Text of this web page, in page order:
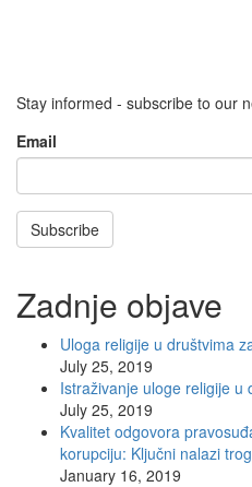
Stay informed - subscribe to our
Email
Subscribe
Zadnje objave
Uloga religije u društvima
July 25, 2019
Istraživanje uloge religije u
July 25, 2019
Kvalitet odgovora
korupciju: Ključni nalazi
January 16, 2019